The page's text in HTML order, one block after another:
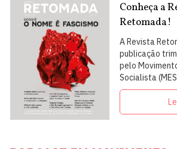
Conheça a
Retomada!
A Revista
publicação
pelo
Socialista
articulação
militantes e